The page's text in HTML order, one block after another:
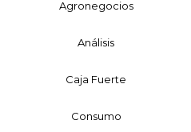
Agronegocios
Análisis
Caja Fuerte
Consumo